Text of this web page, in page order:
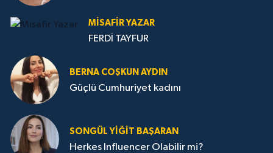
MISAFIR YAZAR
FERDİ TAYFUR
BERNA COŞKUN AYDIN
Güçlü Cumhuriyet kadını
SONGÜL YIĞIT BAŞARAN
Herkes Influencer Olabilir mi?